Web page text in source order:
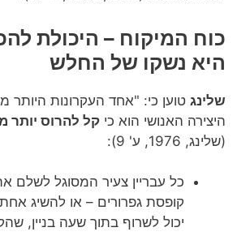
כוח המיקוח – היכולת
היא נשקו של החלש
שלינג טוען כי: "אחד העקרונות היותר
היצירה האנושי הוא כי קל להרוס יותר
(שלינג, 1976, ע' 9):
כל עבריין צעיר המסוגל לשלם
קופסת גפרורים – או להשיג
יכול לשרוף בתוך שעה בניין,